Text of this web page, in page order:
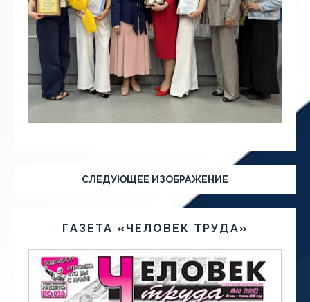
СЛЕДУЮЩЕЕ ИЗОБРАЖЕНИЕ
ГАЗЕТА «ЧЕЛОВЕК ТРУДА»